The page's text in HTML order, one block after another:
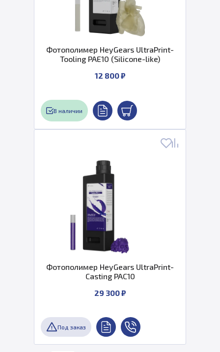
Фотополимер HeyGears UltraPrint-
Tooling PAE10 (Silicone-like)
12 800 ₽
В наличии
Фотополимер HeyGears UltraPrint-
Casting PAC10
29 300 ₽
Под заказ